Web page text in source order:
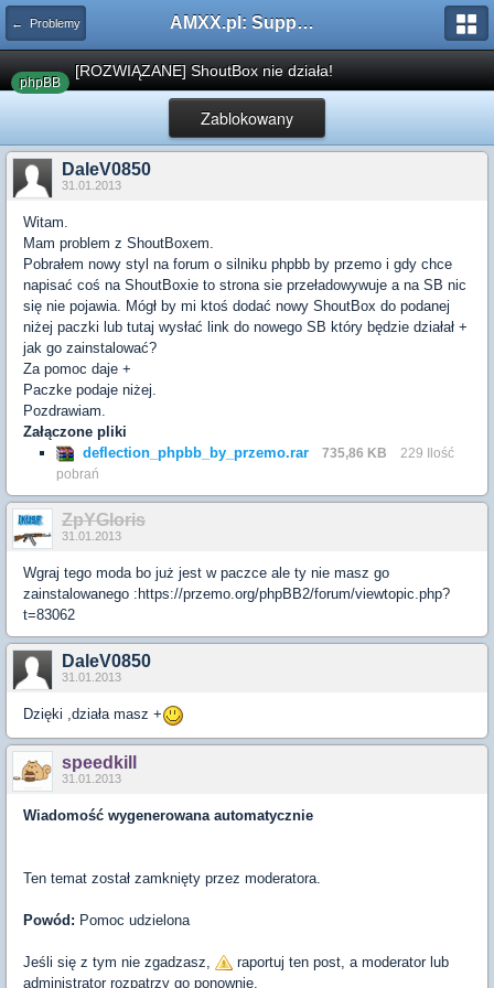
← Problemy AMXX.pl: Support AMX Mod X i SourceMod
phpBB
[ROZWIĄZANE] ShoutBox nie działa!
Zablokowany
DaleV0850
31.01.2013
Witam.
Mam problem z ShoutBoxem.
Pobrałem nowy styl na forum o silniku phpbb by przemo i gdy chce
napisać coś na ShoutBoxie to strona sie przeładowywuje a na SB nic
się nie pojawia. Mógł by mi ktoś dodać nowy ShoutBox do podanej
niżej paczki lub tutaj wysłać link do nowego SB który będzie działał +
jak go zainstalować?
Za pomoc daje +
Paczke podaje niżej.
Pozdrawiam.
Załączone pliki
deflection_phpbb_by_przemo.rar
735,86 KB
229 Ilość
pobrań
ZpYGloris
31.01.2013
Wgraj tego moda bo już jest w paczce ale ty nie masz go
zainstalowanego :https://przemo.org/phpBB2/forum/viewtopic.php?
t=83062
DaleV0850
31.01.2013
Dzięki ,działa masz +
speedkill
31.01.2013
Wiadomość wygenerowana automatycznie
Ten temat został zamknięty przez moderatora.
Powód: Pomoc udzielona
Jeśli się z tym nie zgadzasz,
raportuj ten post, a moderator lub
administrator rozpatrzy go ponownie.